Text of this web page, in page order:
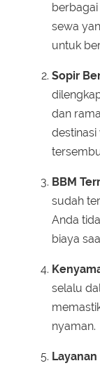
sewa
untuk
Sopir
dan
BBM
sudah
Anda
biaya
selalu
nyaman.